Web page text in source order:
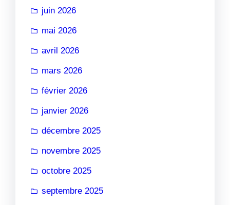
juin 2026
mai 2026
avril 2026
mars 2026
février 2026
janvier 2026
décembre 2025
novembre 2025
octobre 2025
septembre 2025